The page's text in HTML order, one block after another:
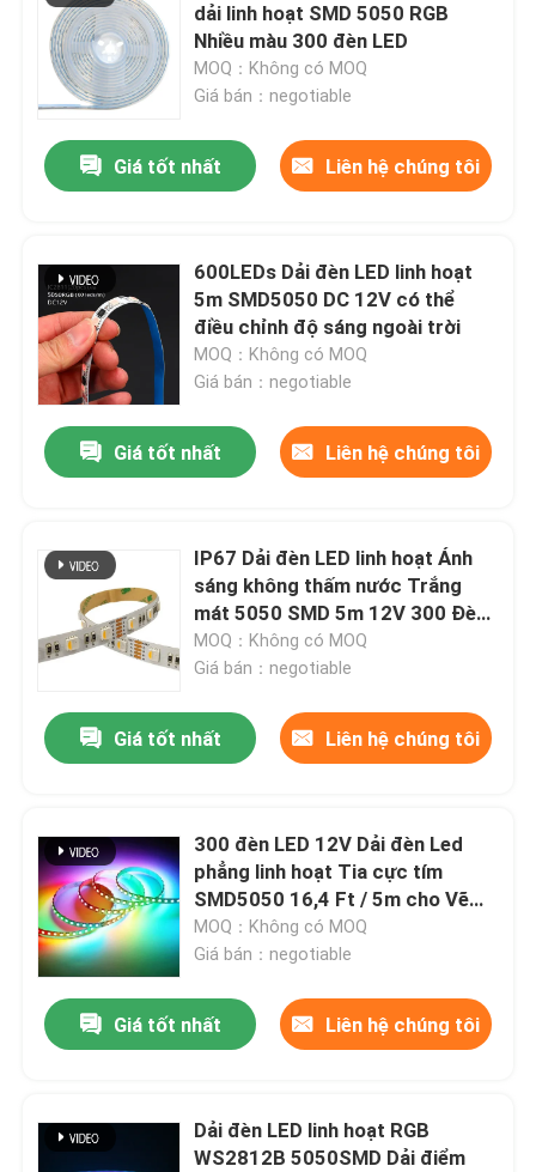
Sản phẩm
Video
Về chúng tôi
Kiểm soát chất lượng
dải linh hoạt SMD 5050 RGB
Nhiều màu 300 đèn LED
MOQ：Không có MOQ
Giá bán：negotiable
Giá tốt nhất Liên hệ chúng tôi
600LEDs Dải đèn LED linh hoạt
5m SMD5050 DC 12V có thể
điều chỉnh độ sáng ngoài trời
MOQ：Không có MOQ
Giá bán：negotiable
Giá tốt nhất Liên hệ chúng tôi
IP67 Dải đèn LED linh hoạt Ánh
sáng không thấm nước Trắng
mát 5050 SMD 5m 12V 300 Đèn
LED sáng cho Giáng sinh
MOQ：Không có MOQ
Giá bán：negotiable
Giá tốt nhất Liên hệ chúng tôi
300 đèn LED 12V Dải đèn Led
phẳng linh hoạt Tia cực tím
SMD5050 16,4 Ft / 5m cho Vẽ
tranh cơ thể cho bữa tiệc trong
nhà
MOQ：Không có MOQ
Giá bán：negotiable
Giá tốt nhất Liên hệ chúng tôi
Dải đèn LED linh hoạt RGB
WS2812B 5050SMD Dải điểm